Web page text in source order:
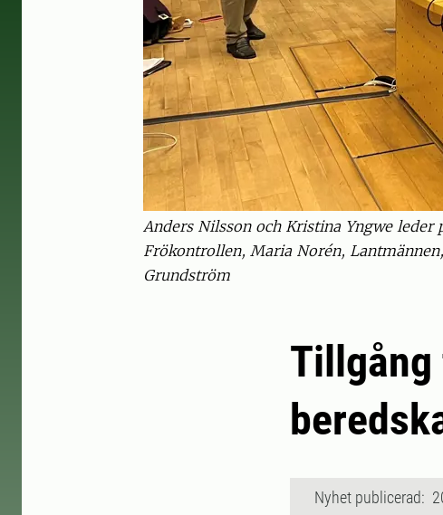
Anders Nilsson och Kristina Yngwe
Frökontrollen, Maria Norén,
Grundström
Nyhet publicerad: